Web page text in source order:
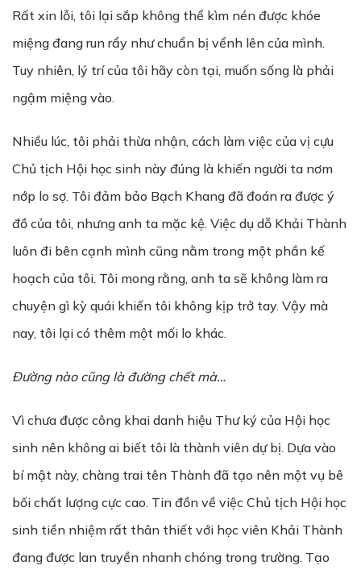
Rất xin lỗi, tôi lại sắp không thể kìm nén được khóe
miệng đang run rẩy như chuẩn bị vểnh lên của mình.
Tuy nhiên, lý trí của tôi hãy còn tại, muốn sống là phải
ngậm miệng vào.
Nhiều lúc, tôi phải thừa nhận, cách làm việc của vị cựu
Chủ tịch Hội học sinh này đúng là khiến người ta nơm
nớp lo sợ. Tôi đảm bảo Bạch Khang đã đoán ra được ý
đồ của tôi, nhưng anh ta mặc kệ. Việc dụ dỗ Khải Thành
luôn đi bên cạnh mình cũng nằm trong một phần kế
hoạch của tôi. Tôi mong rằng, anh ta sẽ không làm ra
chuyện gì kỳ quái khiến tôi không kịp trở tay. Vậy mà
nay, tôi lại có thêm một mối lo khác.
Đường nào cũng là đường chết mà…
Vì chưa được công khai danh hiệu Thư ký của Hội học
sinh nên không ai biết tôi là thành viên dự bị. Dựa vào
bí mật này, chàng trai tên Thành đã tạo nên một vụ bê
bối chất lượng cực cao. Tin đồn về việc Chủ tịch Hội học
sinh tiền nhiệm rất thân thiết với học viên Khải Thành
đang được lan truyền nhanh chóng trong trường. Tạo